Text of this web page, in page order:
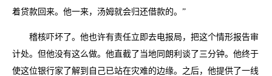
着贷款回来。他一来，汤姆就会归还借款的。”
稽核吓坏了。他也许有责任立即去电报局，把这个情形报告审
计处。但他没有这么做。他直截了当地同朗利谈了三分钟。他终于
使这位银行家了解到自己已站在灾难的边缘。之后，他提供了一线